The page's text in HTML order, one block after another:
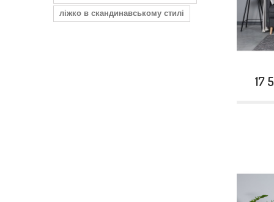
ліжко в скандинавському стилі
17